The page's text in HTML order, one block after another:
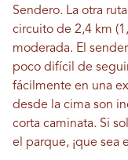
Sendero. La otra
circuito de 2,4 km
moderada. El
poco difícil de
fácilmente en una
desde la cima son
corta caminata. Si
el parque, ¡que sea